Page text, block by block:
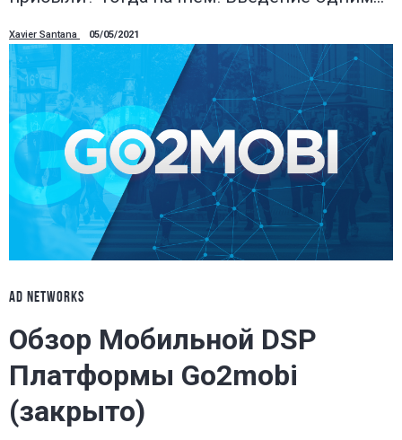
Xavier Santana 05/05/2021
AD NETWORKS
Обзор Мобильной DSP
Платформы Go2mobi
(закрыто)